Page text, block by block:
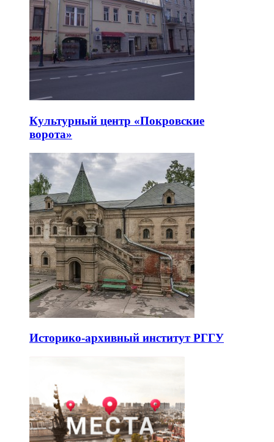
Культурный центр «Покровские
ворота»
Историко-архивный институт РГГУ